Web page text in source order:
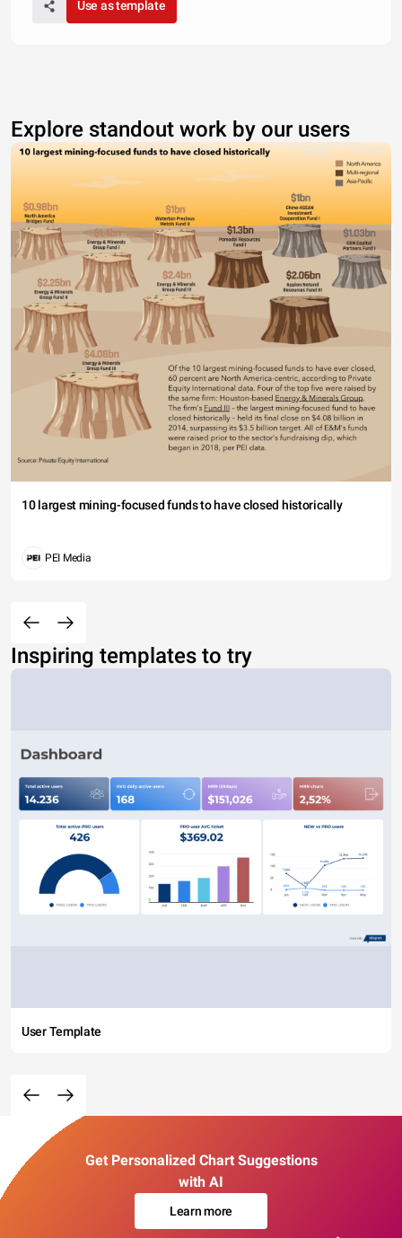
Use as template
Explore standout work by our users
10 largest mining-focused funds to have closed historically
PEI Media
Inspiring templates to try
User Template
Get Personalized Chart Suggestions
with AI
Learn more